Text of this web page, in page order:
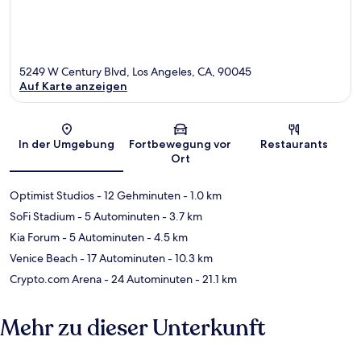
Karte
5249 W Century Blvd, Los Angeles, CA, 90045
Auf Karte anzeigen
In der Umgebung
Fortbewegung vor
Ort
Restaurants
Optimist Studios- 12 Gehminuten- 1.0 km
SoFi Stadium- 5 Autominuten- 3.7 km
Kia Forum- 5 Autominuten- 4.5 km
Venice Beach- 17 Autominuten- 10.3 km
Crypto.com Arena- 24 Autominuten- 21.1 km
Mehr zu dieser Unterkunft